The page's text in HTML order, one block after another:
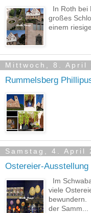
In Roth bei
großes
einem
Mittwoch, 8. April
Rummelsberg
Samstag, 4. April
Ostereier-Ausstellung
Im
viele
bewundern.
der Samm...